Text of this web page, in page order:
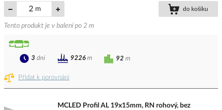
m do košíku
Tento produkt je v balení po 2 m
Přidat k porovnání
92 m
3 dní 9226 m
MCLED Profil AL 19x15mm, RN rohový, bez